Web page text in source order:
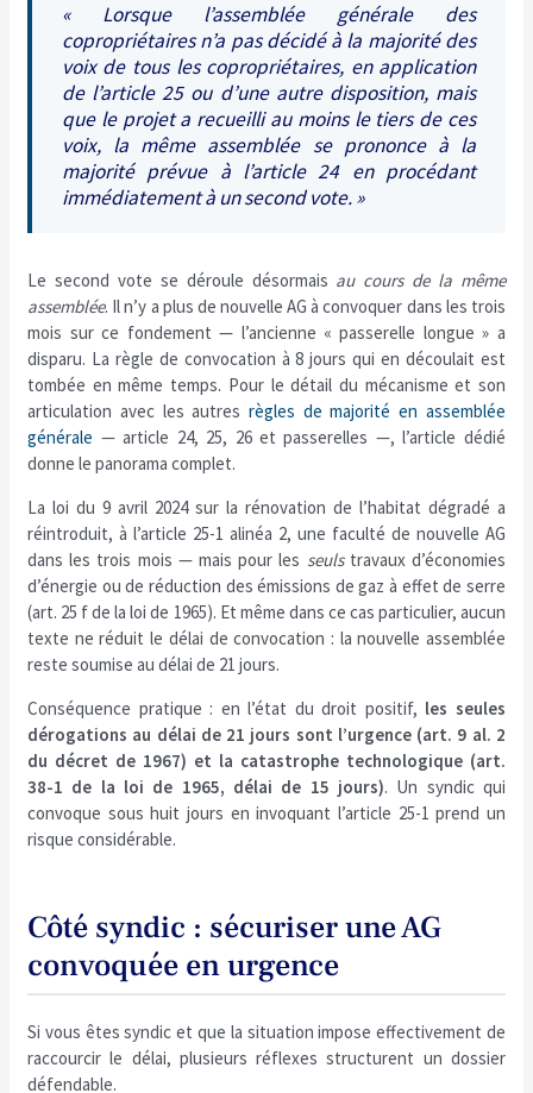
« Lorsque l’assemblée générale des
copropriétaires n’a pas décidé à la majorité des
voix de tous les copropriétaires, en application
de l’article 25 ou d’une autre disposition, mais
que le projet a recueilli au moins le tiers de ces
voix, la même assemblée se prononce à la
majorité prévue à l’article 24 en procédant
immédiatement à un second vote. »
Le second vote se déroule désormais au cours de la même
assemblée. Il n’y a plus de nouvelle AG à convoquer dans les trois
mois sur ce fondement — l’ancienne « passerelle longue » a
disparu. La règle de convocation à 8 jours qui en découlait est
tombée en même temps. Pour le détail du mécanisme et son
articulation avec les autres règles de majorité en assemblée
générale — article 24, 25, 26 et passerelles —, l’article dédié
donne le panorama complet.
La loi du 9 avril 2024 sur la rénovation de l’habitat dégradé a
réintroduit, à l’article 25-1 alinéa 2, une faculté de nouvelle AG
dans les trois mois — mais pour les seulstravaux d’économies
d’énergie ou de réduction des émissions de gaz à effet de serre
(art. 25 f de la loi de 1965). Et même dans ce cas particulier, aucun
texte ne réduit le délai de convocation : la nouvelle assemblée
reste soumise au délai de 21 jours.
Conséquence pratique : en l’état du droit positif, les seules
dérogations au délai de 21 jours sont l’urgence (art. 9 al. 2
du décret de 1967) et la catastrophe technologique (art.
38-1 de la loi de 1965, délai de 15 jours). Un syndic qui
convoque sous huit jours en invoquant l’article 25-1 prend un
risque considérable.
Côté syndic : sécuriser une AG
convoquée en urgence
Si vous êtes syndic et que la situation impose effectivement de
raccourcir le délai, plusieurs réflexes structurent un dossier
défendable.